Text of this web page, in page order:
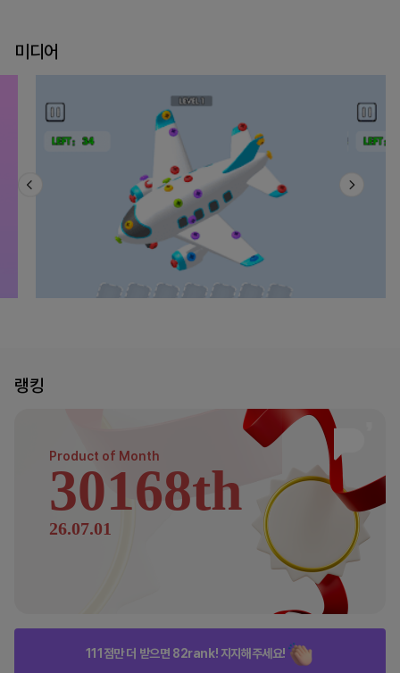
미디어
랭킹
Product of Month
30168th
26.07.01
111점만 더 받으면 82rank! 지지해주세요!